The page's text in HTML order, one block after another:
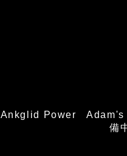
Ankglid Power Adam's
備